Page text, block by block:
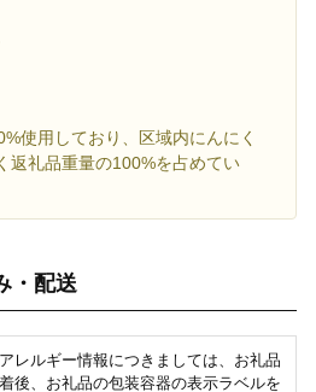
使用しており、区域内にんにく
返礼品重量の100%を占めてい
・配送
レルギー情報につきましては、お礼品
後、お礼品の包装容器の表示ラベルを